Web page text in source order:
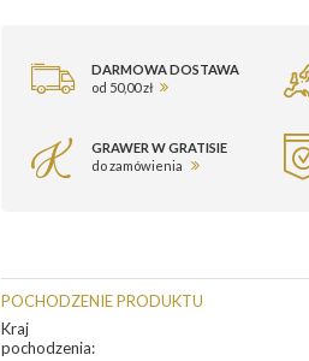
DARMOWA DOSTAWA
od 50,00 zł
GRAWER W GRATISIE
do zamówienia
POCHODZENIE PRODUKTU
Kraj
pochodzenia: